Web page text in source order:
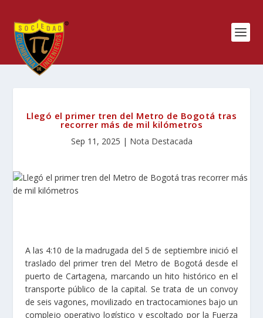
Llegó el primer tren del Metro de Bogotá tras
recorrer más de mil kilómetros
Sep 11, 2025 | Nota Destacada
A las 4:10 de la madrugada del 5 de septiembre inició el
traslado del primer tren del Metro de Bogotá desde el
puerto de Cartagena, marcando un hito histórico en el
transporte público de la capital. Se trata de un convoy
de seis vagones, movilizado en tractocamiones bajo un
complejo operativo logístico y escoltado por la Fuerza